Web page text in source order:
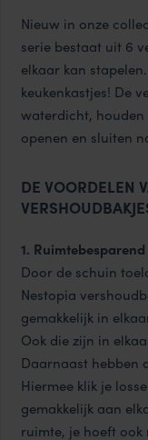
Nieuw in onze
serie bestaat uit 6
elkaar kan
keukenkastjes! De
waterdicht, houden
openen en sluiten
DE VOORDELEN
1. Ruimtebesparend
Door de schuin
Nestopia
gemakkelijk in
Ook die zijn in
Daarnaast hebben
Hiermee klik je
gemakkelijk aan
ruimte, je hoeft